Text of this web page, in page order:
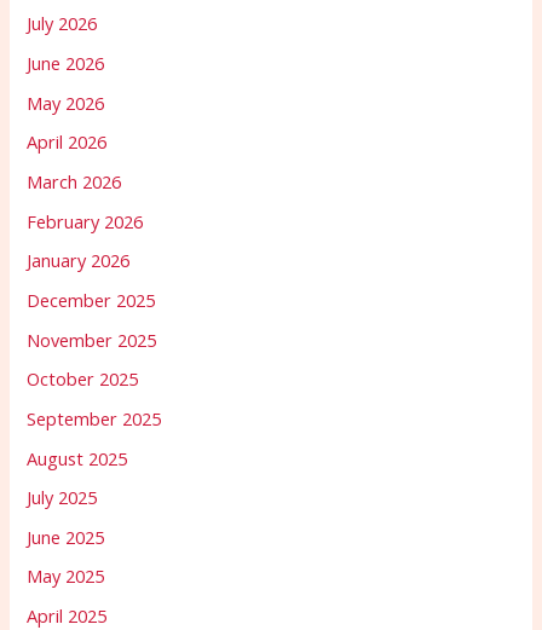
July 2026
June 2026
May 2026
April 2026
March 2026
February 2026
January 2026
December 2025
November 2025
October 2025
September 2025
August 2025
July 2025
June 2025
May 2025
April 2025